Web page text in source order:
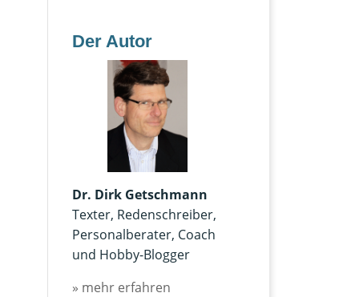
Der Autor
Dr. Dirk Getschmann
Texter, Redenschreiber,
Personalberater, Coach
und Hobby-Blogger
» mehr erfahren